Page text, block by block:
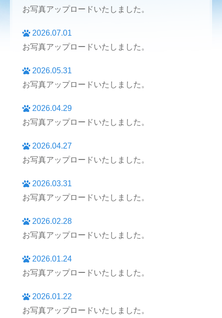
お写真アップロードいたしました。
2026.07.01
お写真アップロードいたしました。
2026.05.31
お写真アップロードいたしました。
2026.04.29
お写真アップロードいたしました。
2026.04.27
お写真アップロードいたしました。
2026.03.31
お写真アップロードいたしました。
2026.02.28
お写真アップロードいたしました。
2026.01.24
お写真アップロードいたしました。
2026.01.22
お写真アップロードいたしました。